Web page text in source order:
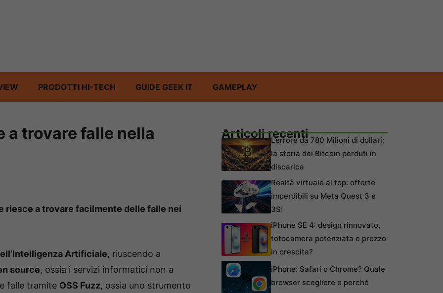
PRODOTTI HI-TECH GUIDE GEEK IT GAMEPLAY
a trovare falle nella
riesce a trovare facilmente delle falle nei
Artificiale, riuscendo a
source, ossia i servizi informatici non a
falle tramite OSS Fuzz, ossia uno strumento
Articoli recentiL’errore da 780 Milioni di dollari:
la storia dei Bitcoin perduti in
discarica
Realtà virtuale al top: offerte
imperdibili su Meta Quest 3 e
3S!
iPhone SE 4: design rinnovato,
fotocamera potenziata e prezzo
in crescita?
iPhone: Safari o Chrome? Quale
browser scegliere e perché